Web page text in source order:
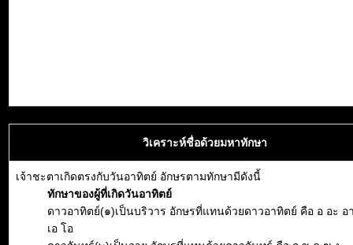
วิเคราะห์ชื่อด้วยมหาทักษา
เจ้าชะตาเกิดตรงกับวันอาทิตย์ อักษรตามทักษามีดังนี้
ทักษาของผู้ที่เกิดวันอาทิตย์
ดาวอาทิตย์(๑)เป็นบริวาร อักษรที่แทนด้วยดาวอาทิตย์ คือ อ อะ อ
เอ โอ